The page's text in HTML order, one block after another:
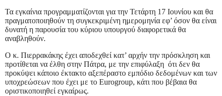
Τα εγκαίνια προγραμματίζονται για την Τετάρτη 17 Ιουνίου και θα
πραγματοποιηθούν τη συγκεκριμένη ημερομηνία εφ’ όσον θα είναι
δυνατή η παρουσία του κύριου υπουργού διαφορετικά θα
αναβληθούν.
Ο κ. Πιερρακάκης έχει αποδεχθεί κατ’ αρχήν την πρόσκληση και
προτίθεται να έλθη στην Πάτρα, με την επιφύλαξη ότι δεν θα
προκύψει κάποιο έκτακτο αξεπέραστο εμπόδιο δεδομένων και των
υποχρεώσεων που έχει με το Eurogroup, κάτι που βέβαια θα
οριστικοποιηθεί εγκαίρως.